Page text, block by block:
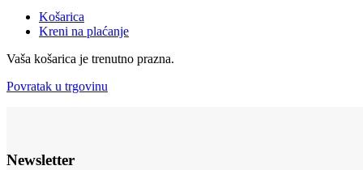
Košarica
Kreni na plaćanje
Vaša košarica je trenutno prazna.
Povratak u trgovinu
Newsletter